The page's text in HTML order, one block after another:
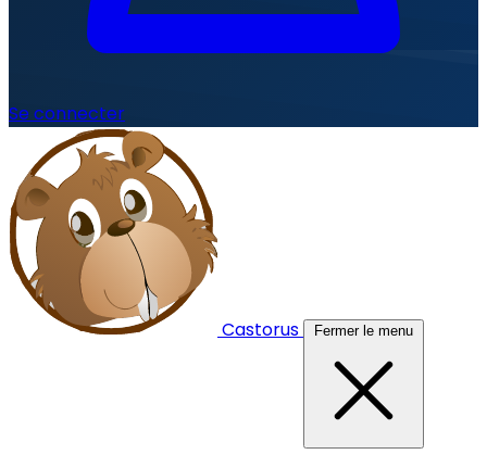
Se connecter
Castorus Fermer le menu